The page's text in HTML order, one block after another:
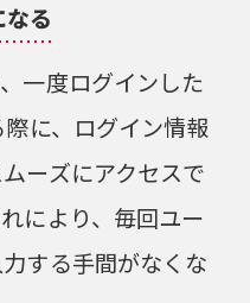
る
一度ログインした
に、ログイン情報
ーズにアクセスで
により、毎回ユー
する手間がなくな